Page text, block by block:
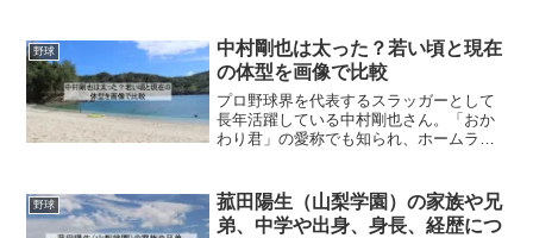
べてみた立石正広さんのプロフィール
（出身）氏名：立石正広（た...
野球
中村剛也は太った？若い頃と現在
の体型を画像で比較
プロ野球界を代表するスラッガーとして
長年活躍している中村剛也さん。「おか
わり君」の愛称でも知られ、ホームラン
「太った？」「昔から体型は変わらな
い？」といった声も見られま...
野球
菰田陽生（山梨学園）の家族や兄
弟、中学や出身、身長、経歴につ